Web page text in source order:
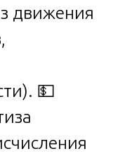
движения
💵